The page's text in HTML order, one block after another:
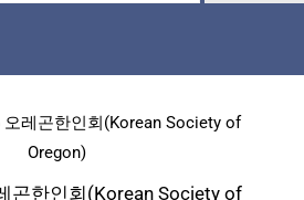
레곤한인회(Korean Society of
Oregon)
곤한인회(Korean Society of